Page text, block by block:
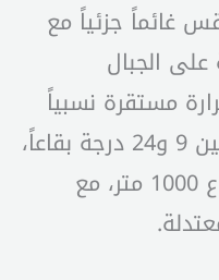
غائماً جزئياً مع
الجبال
مستقرة نسبياً
بين 16 و24 درجة ساحلاً، وبين 9 و24 درجة بقاعاً،
وبين 9 و18 درجة على ارتفاع 1000 متر، مع